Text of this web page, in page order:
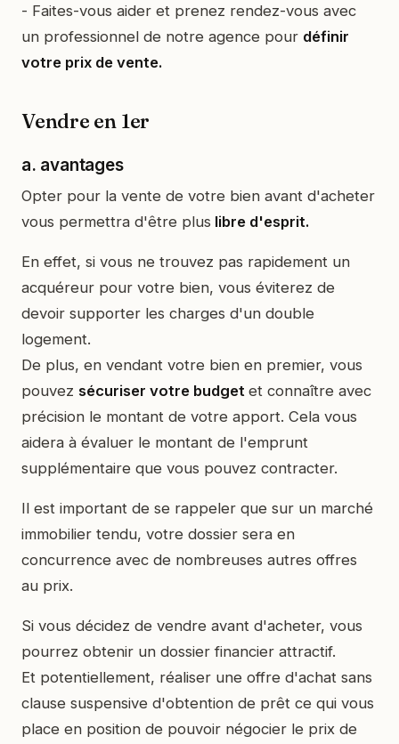
- Faites-vous aider et prenez rendez-vous avec
un professionnel de notre agence pour définir
votre prix de vente.
Vendre en 1er
a. avantages
Opter pour la vente de votre bien avant d'acheter
vous permettra d'être plus libre d'esprit.
En effet, si vous ne trouvez pas rapidement un
acquéreur pour votre bien, vous éviterez de
devoir supporter les charges d'un double
logement.
De plus, en vendant votre bien en premier, vous
pouvez sécuriser votre budget et connaître avec
précision le montant de votre apport. Cela vous
aidera à évaluer le montant de l'emprunt
supplémentaire que vous pouvez contracter.
Il est important de se rappeler que sur un marché
immobilier tendu, votre dossier sera en
concurrence avec de nombreuses autres offres
au prix.
Si vous décidez de vendre avant d'acheter, vous
pourrez obtenir un dossier financier attractif.
Et potentiellement, réaliser une offre d'achat sans
clause suspensive d'obtention de prêt ce qui vous
place en position de pouvoir négocier le prix de